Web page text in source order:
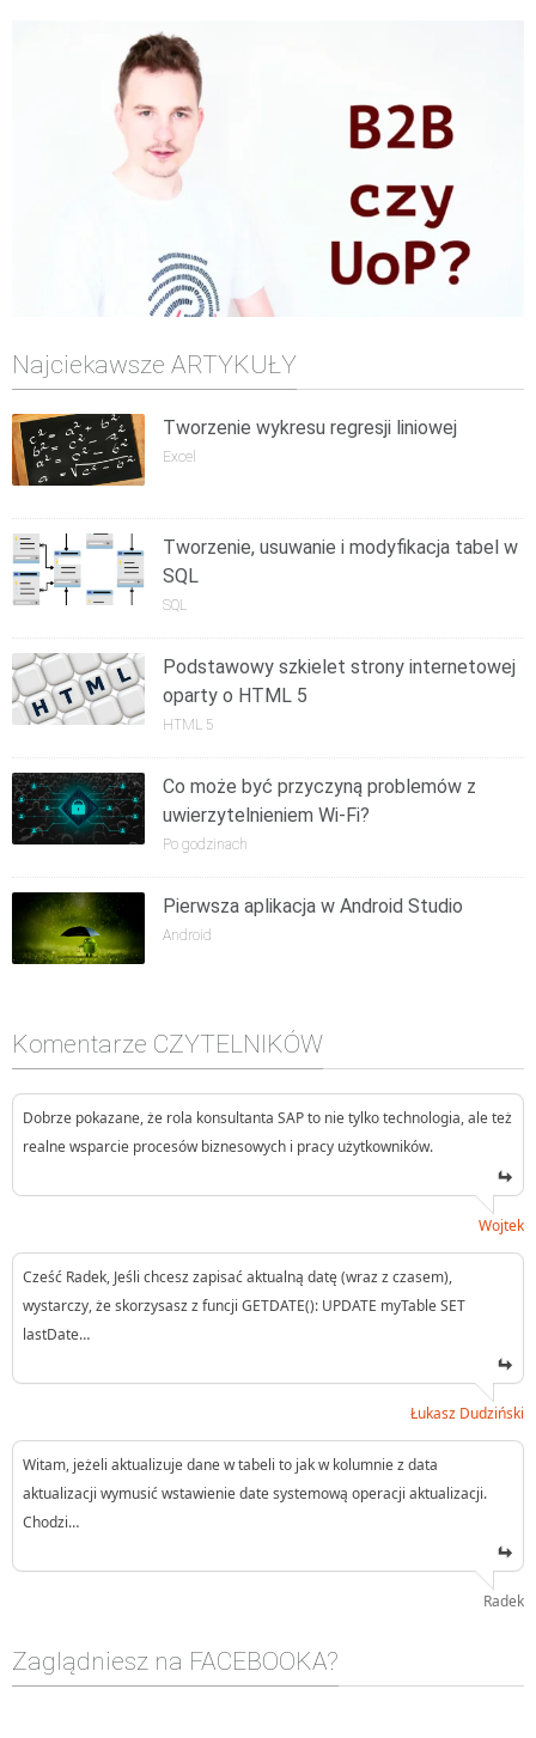
Najciekawsze ARTYKUŁY
Tworzenie wykresu regresji liniowej
Excel
Tworzenie, usuwanie i modyfikacja tabel w
SQL
SQL
Podstawowy szkielet strony internetowej
oparty o HTML 5
HTML 5
Co może być przyczyną problemów z
uwierzytelnieniem Wi-Fi?
Po godzinach
Pierwsza aplikacja w Android Studio
Android
Komentarze CZYTELNIKÓW
Dobrze pokazane, że rola konsultanta SAP to nie tylko technologia, ale też
realne wsparcie procesów biznesowych i pracy użytkowników.
Wojtek
Cześć Radek, Jeśli chcesz zapisać aktualną datę (wraz z czasem),
wystarczy, że skorzysasz z funcji GETDATE(): UPDATE myTable SET
lastDate…
Łukasz Dudziński
Witam, jeżeli aktualizuje dane w tabeli to jak w kolumnie z data
aktualizacji wymusić wstawienie date systemową operacji aktualizacji.
Chodzi…
Radek
Zaglądniesz na FACEBOOKA?